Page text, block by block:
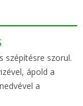
szépítésre szorul.
ápold a
a